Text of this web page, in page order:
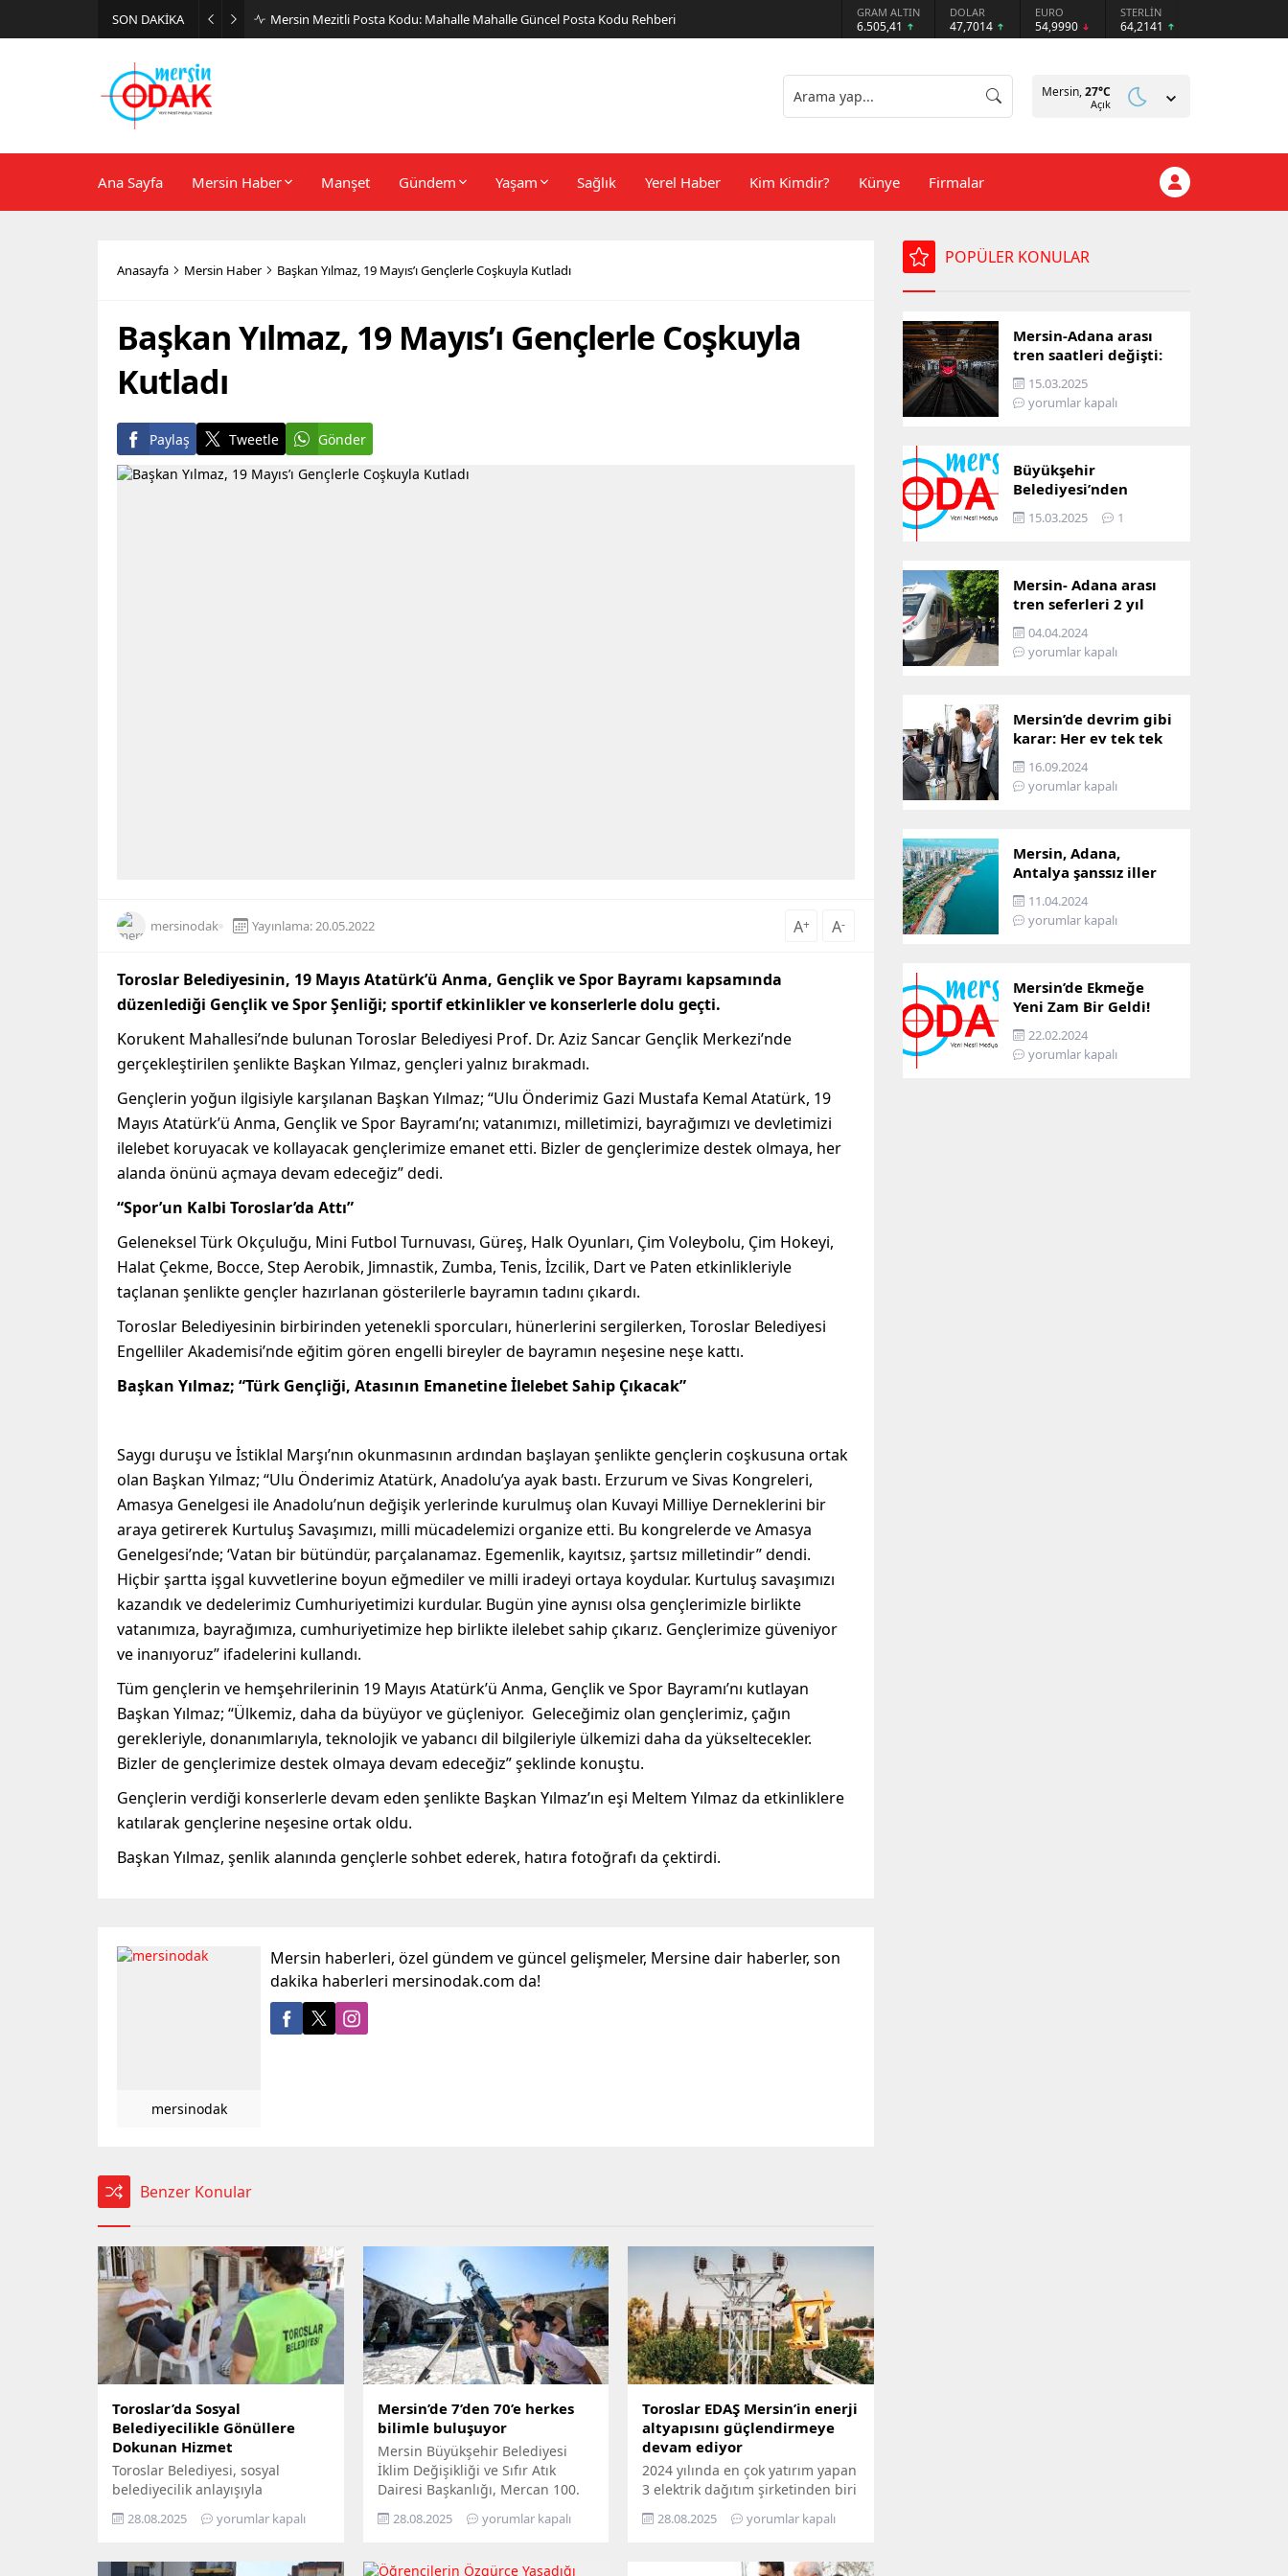
SON DAKİKA Günlük Stil İçin Erkek Sneaker Önerileri GRAM ALTIN
6.505,41
DOLAR
47,7014
EURO
54,9990
STERLİN
64,2141
Mersin,27°C
Açık
Ana Sayfa Mersin Haber Manşet Gündem Yaşam Sağlık Yerel Haber Kim Kimdir? Künye Firmalar
Anasayfa Mersin Haber Başkan Yılmaz, 19 Mayıs’ı Gençlerle Coşkuyla Kutladı
Başkan Yılmaz, 19 Mayıs’ı Gençlerle Coşkuyla
Kutladı
Paylaş Tweetle Gönder
mersinodak Yayınlama: 20.05.2022 A+ A-
Toroslar Belediyesinin, 19 Mayıs Atatürk’ü Anma, Gençlik ve Spor Bayramı kapsamında
düzenlediği Gençlik ve Spor Şenliği; sportif etkinlikler ve konserlerle dolu geçti.
Korukent Mahallesi’nde bulunan Toroslar Belediyesi Prof. Dr. Aziz Sancar Gençlik Merkezi’nde
gerçekleştirilen şenlikte Başkan Yılmaz, gençleri yalnız bırakmadı.
Gençlerin yoğun ilgisiyle karşılanan Başkan Yılmaz; “Ulu Önderimiz Gazi Mustafa Kemal Atatürk, 19
Mayıs Atatürk’ü Anma, Gençlik ve Spor Bayramı’nı; vatanımızı, milletimizi, bayrağımızı ve devletimizi
ilelebet koruyacak ve kollayacak gençlerimize emanet etti. Bizler de gençlerimize destek olmaya, her
alanda önünü açmaya devam edeceğiz” dedi.
“Spor’un Kalbi Toroslar’da Attı”
Geleneksel Türk Okçuluğu, Mini Futbol Turnuvası, Güreş, Halk Oyunları, Çim Voleybolu, Çim Hokeyi,
Halat Çekme, Bocce, Step Aerobik, Jimnastik, Zumba, Tenis, İzcilik, Dart ve Paten etkinlikleriyle
taçlanan şenlikte gençler hazırlanan gösterilerle bayramın tadını çıkardı.
Toroslar Belediyesinin birbirinden yetenekli sporcuları, hünerlerini sergilerken, Toroslar Belediyesi
Engelliler Akademisi’nde eğitim gören engelli bireyler de bayramın neşesine neşe kattı.
Başkan Yılmaz; “Türk Gençliği, Atasının Emanetine İlelebet Sahip Çıkacak”
Saygı duruşu ve İstiklal Marşı’nın okunmasının ardından başlayan şenlikte gençlerin coşkusuna ortak
olan Başkan Yılmaz; “Ulu Önderimiz Atatürk, Anadolu’ya ayak bastı. Erzurum ve Sivas Kongreleri,
Amasya Genelgesi ile Anadolu’nun değişik yerlerinde kurulmuş olan Kuvayi Milliye Derneklerini bir
araya getirerek Kurtuluş Savaşımızı, milli mücadelemizi organize etti. Bu kongrelerde ve Amasya
Genelgesi’nde; ‘Vatan bir bütündür, parçalanamaz. Egemenlik, kayıtsız, şartsız milletindir” dendi.
Hiçbir şartta işgal kuvvetlerine boyun eğmediler ve milli iradeyi ortaya koydular. Kurtuluş savaşımızı
kazandık ve dedelerimiz Cumhuriyetimizi kurdular. Bugün yine aynısı olsa gençlerimizle birlikte
vatanımıza, bayrağımıza, cumhuriyetimize hep birlikte ilelebet sahip çıkarız. Gençlerimize güveniyor
ve inanıyoruz” ifadelerini kullandı.
Tüm gençlerin ve hemşehrilerinin 19 Mayıs Atatürk’ü Anma, Gençlik ve Spor Bayramı’nı kutlayan
Başkan Yılmaz; “Ülkemiz, daha da büyüyor ve güçleniyor. Geleceğimiz olan gençlerimiz, çağın
gerekleriyle, donanımlarıyla, teknolojik ve yabancı dil bilgileriyle ülkemizi daha da yükseltecekler.
Bizler de gençlerimize destek olmaya devam edeceğiz” şeklinde konuştu.
Gençlerin verdiği konserlerle devam eden şenlikte Başkan Yılmaz’ın eşi Meltem Yılmaz da etkinliklere
katılarak gençlerine neşesine ortak oldu.
Başkan Yılmaz, şenlik alanında gençlerle sohbet ederek, hatıra fotoğrafı da çektirdi.
mersinodak
Mersin haberleri, özel gündem ve güncel gelişmeler, Mersine dair haberler, son
dakika haberleri mersinodak.com da!
Benzer Konular
Toroslar’da Sosyal
Belediyecilikle Gönüllere
Dokunan Hizmet
Toroslar Belediyesi, sosyal
belediyecilik anlayışıyla
vatandaşların gönüllerine
dokunmaya devam ediyor. İlçede
özel gereksinimli bireyler ile gazi
28.08.2025 yorumlar kapalı
Mersin’de 7’den 70’e herkes
bilimle buluşuyor
Mersin Büyükşehir Belediyesi
İklim Değişikliği ve Sıfır Atık
Dairesi Başkanlığı, Mercan 100.
Yıl İklim ve Çevre Bilim Merkezi’ni
ziyaret edemeyenler için bilimi
‘Gökyüzü Hepimizin, Bilim Her
28.08.2025 yorumlar kapalı
Toroslar EDAŞ Mersin’in enerji
altyapısını güçlendirmeye
devam ediyor
2024 yılında en çok yatırım yapan
3 elektrik dağıtım şirketinden biri
olan Toroslar EDAŞ, 2025 yılının
ilk 6 ayında Türkiye’nin en
Mersin’de gerçekleştirdiği 381
28.08.2025 yorumlar kapalı
POPÜLER KONULAR
Mersin-Adana arası
tren saatleri değişti:
İşte yeni ulaşım listesi
15.03.2025
yorumlar kapalı
Büyükşehir
Belediyesi’nden
Mersin ve Adana arası
ulaşım başladı
15.03.2025 1
Mersin- Adana arası
tren seferleri 2 yıl
boyunca
çalışmayacak
04.04.2024
yorumlar kapalı
Mersin’de devrim gibi
karar: Her ev tek tek
incelenecek!
16.09.2024
yorumlar kapalı
Mersin, Adana,
Antalya şanssız iller
arasına girdi: İşte
sebebi…
11.04.2024
yorumlar kapalı
Mersin’de Ekmeğe
Yeni Zam Bir Geldi!
İşte Mersin’in Zamlı
Ekmek Fiyatı!
22.02.2024
yorumlar kapalı